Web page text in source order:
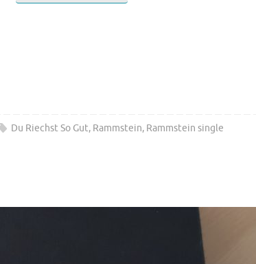
Du Riechst So Gut, Rammstein, Rammstein single